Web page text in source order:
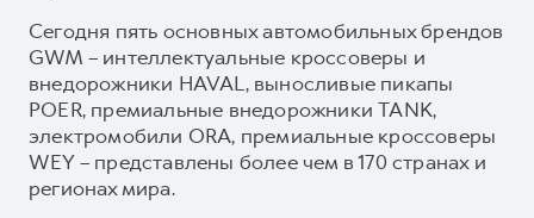
Сегодня пять основных автомобильных брендов
GWM – интеллектуальные кроссоверы и
внедорожники HAVAL, выносливые пикапы
POER, премиальные внедорожники TANK,
электромобили ORA, премиальные кроссоверы
WEY – представлены более чем в 170 странах и
регионах мира.